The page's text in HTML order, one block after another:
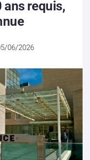
ans requis,
06/2026